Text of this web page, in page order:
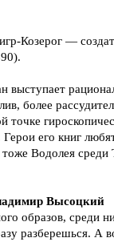
Козерог —
более
точке
его книг
Водолея среди
Высоцкий
образов, среди
разберешься. А